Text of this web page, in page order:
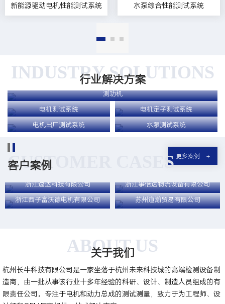
新能源驱动电机性能测试系统 水泵综合性能测试系统
行业解决方案
INDUSTRY SOLUTIONS
测功机
电机测试系统
电机定子测试系统
电机出厂测试系统
水泵测试系统
客户案例
CUSTOMER CASES 更多案例
浙江逸达科技有限公司
浙江事倍达物流设备有限公司
浙江西子富沃德电机有限公司
苏州道瀚贸易有限公司
关于我们
ABOUT US
杭州长牛科技有限公司是一家坐落于杭州未来科技城的高端检测设备制
造商，由一批从事该行业十多年经验的科研、设计、制造人员组成的有
限责任公司。专注于电机和动力总成的测试测量，致力于为工程师、设